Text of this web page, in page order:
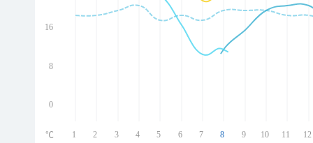
16
8
0
1 2 3 4 5 6 7 8 9 10 11 12
℃